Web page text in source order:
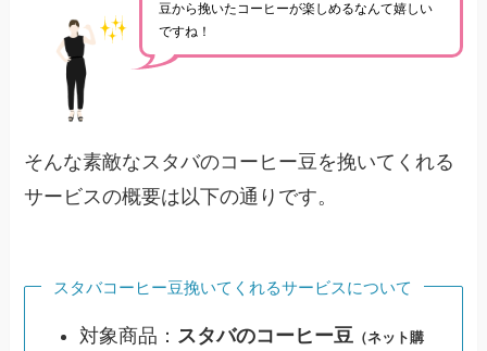
豆から挽いたコーヒーが楽しめるなんて嬉しい
ですね！
そんな素敵なスタバのコーヒー豆を挽いてくれる
サービスの概要は以下の通りです。
スタバコーヒー豆挽いてくれるサービスについて
対象商品： スタバのコーヒー豆（ネット購